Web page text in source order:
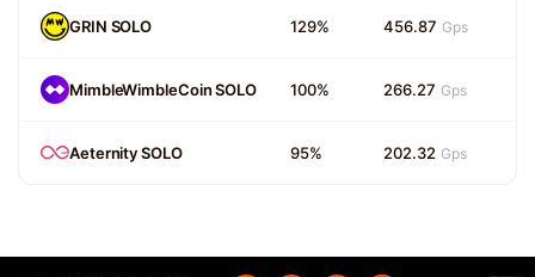
GRIN SOLO 129% 456.87 Gps
MimbleWimbleCoin SOLO 100% 266.27 Gps
Aeternity SOLO 95% 202.32 Gps